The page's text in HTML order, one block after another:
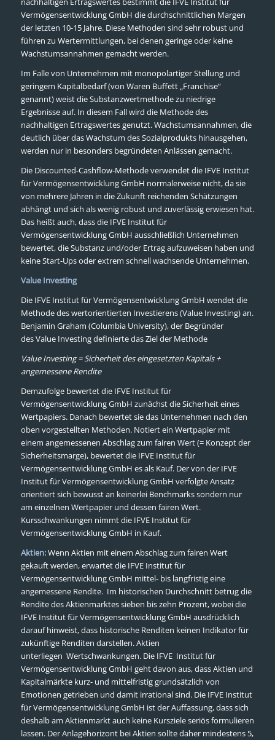
Vermögensentwicklung GmbH die durchschnittlichen Margen
der letzten 10-15 Jahre. Diese Methoden sind sehr robust und
führen zu Wertermittlungen, bei denen geringe oder keine
Wachstumsannahmen gemacht werden.
Im Falle von Unternehmen mit monopolartiger Stellung und
geringem Kapitalbedarf (von Waren Buffett „Franchise“
genannt) weist die Substanzwertmethode zu niedrige
Ergebnisse auf. In diesem Fall wird die Methode des
nachhaltigen Ertragswertes genutzt. Wachstumsannahmen, die
deutlich über das Wachstum des Sozialprodukts hinausgehen,
werden nur in besonders begründeten Anlässen gemacht.
Die Discounted-Cashflow-Methode verwendet die IFVE Institut
für Vermögensentwicklung GmbH normalerweise nicht, da sie
von mehrere Jahren in die Zukunft reichenden Schätzungen
abhängt und sich als wenig robust und zuverlässig erwiesen hat.
Das heißt auch, dass die IFVE Institut für
Vermögensentwicklung GmbH ausschließlich Unternehmen
bewertet, die Substanz und/oder Ertrag aufzuweisen haben und
keine Start-Ups oder extrem schnell wachsende Unternehmen.
Value Investing
Die IFVE Institut für Vermögensentwicklung GmbH wendet die
Methode des wertorientierten Investierens (Value Investing) an.
Benjamin Graham (Columbia University), der Begründer
des Value Investing definierte das Ziel der Methode
Value Investing = Sicherheit des eingesetzten Kapitals +
angemessene Rendite
Demzufolge bewertet die IFVE Institut für
Vermögensentwicklung GmbH zunächst die Sicherheit eines
Wertpapiers. Danach bewertet sie das Unternehmen nach den
oben vorgestellten Methoden. Notiert ein Wertpapier mit
einem angemessenen Abschlag zum fairen Wert (= Konzept der
Sicherheitsmarge), bewertet die IFVE Institut für
Vermögensentwicklung GmbH es als Kauf. Der von der IFVE
Institut für Vermögensentwicklung GmbH verfolgte Ansatz
orientiert sich bewusst an keinerlei Benchmarks sondern nur
am einzelnen Wertpapier und dessen fairen Wert.
Kursschwankungen nimmt die IFVE Institut für
Vermögensentwicklung GmbH in Kauf.
Aktien:Wenn Aktien mit einem Abschlag zum fairen Wert
gekauft werden, erwartet die IFVE Institut für
Vermögensentwicklung GmbH mittel- bis langfristig eine
angemessene Rendite. Im historischen Durchschnitt betrug die
Rendite des Aktienmarktes sieben bis zehn Prozent, wobei die
IFVE Institut für Vermögensentwicklung GmbH ausdrücklich
darauf hinweist, dass historische Renditen keinen Indikator für
zukünftige Renditen darstellen. Aktien
unterliegen Wertschwankungen. Die IFVE Institut für
Vermögensentwicklung GmbH geht davon aus, dass Aktien und
Kapitalmärkte kurz- und mittelfristig grundsätzlich von
Emotionen getrieben und damit irrational sind. Die IFVE Institut
für Vermögensentwicklung GmbH ist der Auffassung, dass sich
deshalb am Aktienmarkt auch keine Kursziele seriös formulieren
lassen. Der Anlagehorizont bei Aktien sollte daher mindestens 5,